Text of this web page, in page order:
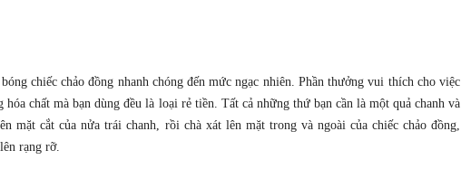
chiếc chảo đồng nhanh chóng đến mức ngạc nhiên. Phần thưởng vui thích cho việc
hóa chất mà bạn dùng đều là loại rẻ tiền. Tất cả những thứ bạn cần là một quả chanh và
mặt cắt của nửa trái chanh, rồi chà xát lên mặt trong và ngoài của chiếc chảo đồng,
rạng rỡ.